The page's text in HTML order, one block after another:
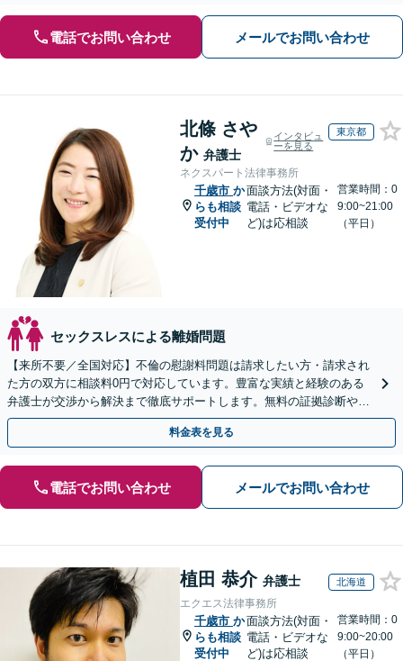
電話でお問い合わせ メールでお問い合わせ
北條 さや
か 弁護士
インタビュ
ーを見る
東京都
ネクスパート法律事務所
千歳市 か
らも相談
受付中
面談方法(対面・
電話・ビデオな
ど)は応相談
営業時間：0
9:00~21:00
（平日）
セックスレスによる離婚問題
【来所不要／全国対応】不倫の慰謝料問題は請求したい方・請求され
た方の双方に相談料0円で対応しています。豊富な実績と経験のある
弁護士が交渉から解決まで徹底サポートします。無料の証拠診断や着
手金の返還保証もありますので安心してご相談ください。
料金表を見る
電話でお問い合わせ メールでお問い合わせ
植田 恭介 弁護士 北海道
エクエス法律事務所
千歳市 か
らも相談
受付中
面談方法(対面・
電話・ビデオな
ど)は応相談
営業時間：0
9:00~20:00
（平日）